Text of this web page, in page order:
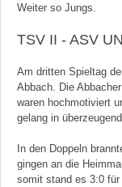
Weiter so Jungs.
TSV II - ASV
Am dritten Spieltag
Abbach. Die
waren hochmotiviert
gelang in
In den Doppeln
gingen an die
somit stand es 3:0 für